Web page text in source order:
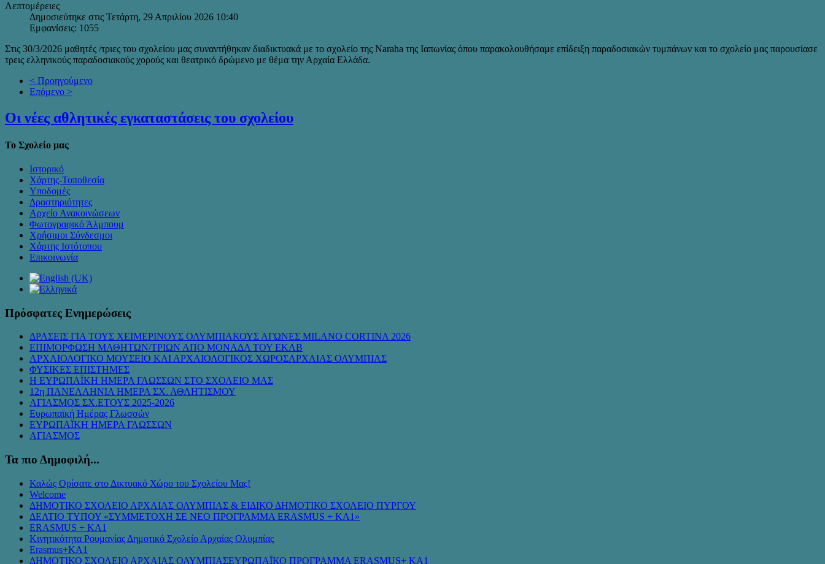
Λεπτομέρειες
Δημοσιεύτηκε στις Τετάρτη, 29 Απριλίου 2026 10:40
Εμφανίσεις: 1055
Στις 30/3/2026 μαθητές /τριες του σχολείου μας συναντήθηκαν διαδικτυακά με το σχολείο της Naraha της Ιαπωνίας όπου παρακολουθήσαμε επίδειξη παραδοσιακών τυμπάνων και το σχολείο μας παρουσίασε
τρεις ελληνικούς παραδοσιακούς χορούς και θεατρικό δρώμενο με θέμα την Αρχαία Ελλάδα.
< Προηγούμενο
Επόμενο >
Οι νέες αθλητικές εγκαταστάσεις του σχολείου
Το Σχολείο μας
Ιστορικό
Χάρτης-Τοποθεσία
Υποδομές
Δραστηριότητες
Αρχείο Ανακοινώσεων
Φωτογραφικό Άλμπουμ
Χρήσιμοι Σύνδεσμοι
Χάρτης Ιστότοπου
Επικοινωνία
Πρόσφατες Ενημερώσεις
ΔΡΑΣΕΙΣ ΓΙΑ ΤΟΥΣ ΧΕΙΜΕΡΙΝΟΥΣ ΟΛΥΜΠΙΑΚΟΥΣ ΑΓΩΝΕΣ MILANO CORTINA 2026
ΕΠΙΜΟΡΦΩΣΗ ΜΑΘΗΤΩΝ/ΤΡΙΩΝ ΑΠΟ ΜΟΝΑΔΑ ΤΟΥ ΕΚΑΒ
ΑΡΧΑΙΟΛΟΓΙΚΟ ΜΟΥΣΕΙΟ ΚΑΙ ΑΡΧΑΙΟΛΟΓΙΚΟΣ ΧΩΡΟΣΑΡΧΑΙΑΣ ΟΛΥΜΠΙΑΣ
ΦΥΣΙΚΕΣ ΕΠΙΣΤΗΜΕΣ
Η ΕΥΡΩΠΑΪΚΗ ΗΜΕΡΑ ΓΛΩΣΣΩΝ ΣΤΟ ΣΧΟΛΕΙΟ ΜΑΣ
12η ΠΑΝΕΛΛΗΝΙΑ ΗΜΕΡΑ ΣΧ. ΑΘΛΗΤΙΣΜΟΥ
ΑΓΙΑΣΜΟΣ ΣΧ.ΕΤΟΥΣ 2025-2026
Ευρωπαϊκή Ημέρας Γλωσσών
ΕΥΡΩΠΑΪΚΗ ΗΜΕΡΑ ΓΛΩΣΣΩΝ
ΑΓΙΑΣΜΟΣ
Τα πιο Δημοφιλή...
Καλώς Ορίσατε στο Δικτυακό Χώρο του Σχολείου Μας!
Welcome
ΔΗΜΟΤΙΚΟ ΣΧΟΛΕΙΟ ΑΡΧΑΙΑΣ ΟΛΥΜΠΙΑΣ & ΕΙΔΙΚΟ ΔΗΜΟΤΙΚΟ ΣΧΟΛΕΙΟ ΠΥΡΓΟΥ
ΔΕΛΤΙΟ ΤΥΠΟΥ «ΣΥΜMΕΤΟΧΗ ΣΕ ΝΕΟ ΠΡΟΓΡΑΜΜΑ ERASMUS + KA1»
ERASMUS + KA1
Κινητικότητα Ρουμανίας Δημοτικό Σχολείο Αρχαίας Ολυμπίας
Erasmus+KA1
ΔΗΜΟΤΙΚΟ ΣΧΟΛΕΙΟ ΑΡΧΑΙΑΣ ΟΛΥΜΠΙΑΣΕΥΡΩΠΑΪΚΟ ΠΡΟΓΡΑΜΜΑ ERASMUS+ KA1